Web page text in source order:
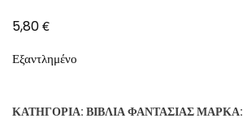
5,80€
Εξαντλημένο
ΚΑΤΗΓΟΡΊΑ: ΒΙΒΛΊΑ ΦΑΝΤΑΣΊΑΣΜΆΡΚΑ: